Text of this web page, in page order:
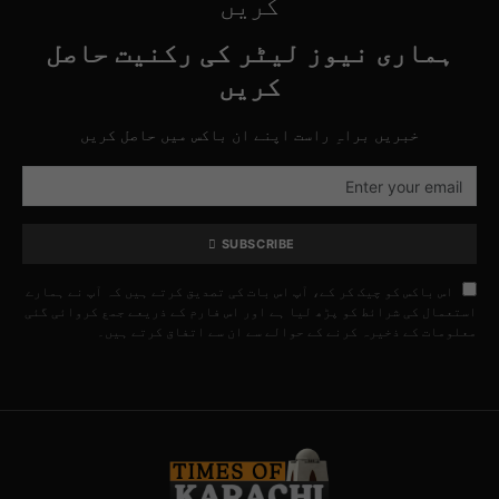
ہماری نیوز لیٹر کی رکنیت حاصل
کریں
خبریں براہِ راست اپنے ان باکس میں حاصل کریں
SUBSCRIBE
اس باکس کو چیک کر کے، آپ اس بات کی تصدیق کرتے ہیں کہ آپ نے ہمارے
استعمال کی شرائط کو پڑھ لیا ہے اور اس فارم کے ذریعے جمع کروائی گئی
معلومات کے ذخیرہ کرنے کے حوالے سے ان سے اتفاق کرتے ہیں۔